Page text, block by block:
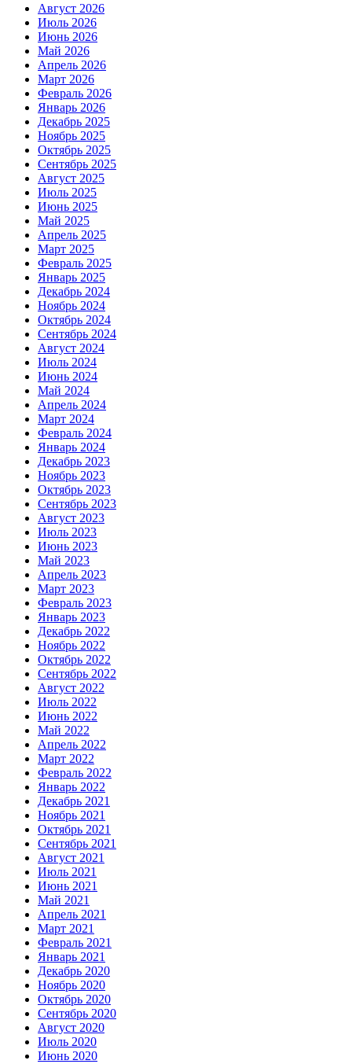
Август 2026
Июль 2026
Июнь 2026
Май 2026
Апрель 2026
Март 2026
Февраль 2026
Январь 2026
Декабрь 2025
Ноябрь 2025
Октябрь 2025
Сентябрь 2025
Август 2025
Июль 2025
Июнь 2025
Май 2025
Апрель 2025
Март 2025
Февраль 2025
Январь 2025
Декабрь 2024
Ноябрь 2024
Октябрь 2024
Сентябрь 2024
Август 2024
Июль 2024
Июнь 2024
Май 2024
Апрель 2024
Март 2024
Февраль 2024
Январь 2024
Декабрь 2023
Ноябрь 2023
Октябрь 2023
Сентябрь 2023
Август 2023
Июль 2023
Июнь 2023
Май 2023
Апрель 2023
Март 2023
Февраль 2023
Январь 2023
Декабрь 2022
Ноябрь 2022
Октябрь 2022
Сентябрь 2022
Август 2022
Июль 2022
Июнь 2022
Май 2022
Апрель 2022
Март 2022
Февраль 2022
Январь 2022
Декабрь 2021
Ноябрь 2021
Октябрь 2021
Сентябрь 2021
Август 2021
Июль 2021
Июнь 2021
Май 2021
Апрель 2021
Март 2021
Февраль 2021
Январь 2021
Декабрь 2020
Ноябрь 2020
Октябрь 2020
Сентябрь 2020
Август 2020
Июль 2020
Июнь 2020